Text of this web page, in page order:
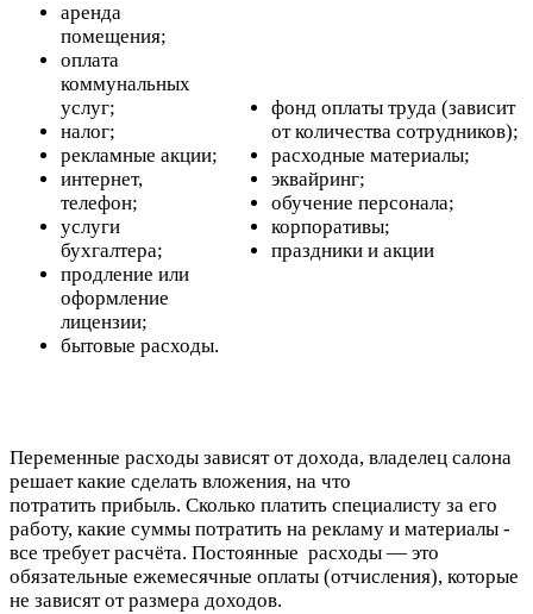
аренда
помещения;
оплата
коммунальных
услуг;
налог;
рекламные акции;
интернет,
телефон;
услуги
бухгалтера;
продление или
оформление
лицензии;
бытовые расходы.
фонд оплаты труда (зависит
от количества сотрудников);
расходные материалы;
эквайринг;
обучение персонала;
корпоративы;
праздники и акции
Переменные расходы зависят от дохода, владелец салона
решает какие сделать вложения, на что
потратить прибыль. Сколько платить специалисту за его
работу, какие суммы потратить на рекламу и материалы -
все требует расчёта. Постоянные расходы — это
обязательные ежемесячные оплаты (отчисления), которые
не зависят от размера доходов.